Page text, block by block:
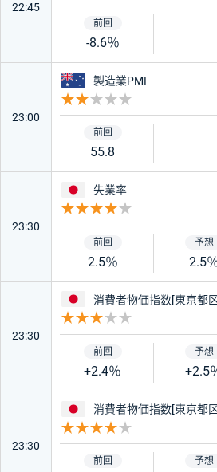
オーストラリア
ニュージーランド
22:45
-8.6％
23:00
オーストラリア
製造業PMI
55.8
23:30
日本
失業率
2.5％ 2.5
23:30
日本
消費者物価指数[東京都
+2.4％ +2.5
23:30
日本
消費者物価指数[東京都